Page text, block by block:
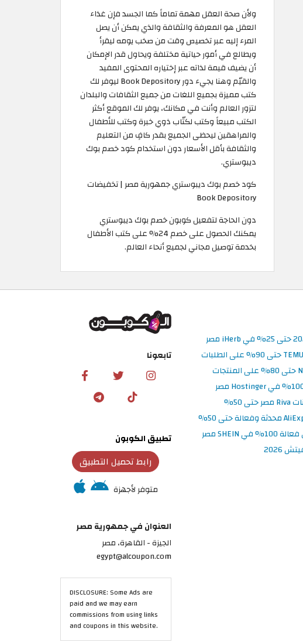
ولأن صحة العقل مهمة تماماً كما الجسد فإن غذاء
العقل هو المعرفة والثقافة والذي يمكن أن يصل
المرء إليه عبر تخصيص وقت من صخب يومه ليقرأ
ويطالع في أمور حياتية مختلفة ويحاول قدر الإمكان
أن يضيف قيمة لذاته عبر إختياره المحتوى المفيد
والقيّم وهنا يجيء دور Book Depository ليوفر لك
كتب مميزة بجميع اللغات من جميع الثقافات والبلدان
لتزور العالم وأنت في مكانك، يوفر لك الموقع أكثر
الكتب مبيعاً وكتب لكتّاب ذوي خبرة وكتب للأطفال
والمراهقين ليحظى الجميع بقدر كافٍ من التعليم
والثقافة بأقل الأسعار دون استخدام كود خصم بوك
ديبوستري.
كود خصم بوك ديبوستري جمهورية مصر | تخفيضات
Book Depository
دون الحاجة لتفعيل كوبون خصم بوك ديبوستري
يمكنك الحصول على خصم 24% على كتب الأطفال
بخدمة توصيل مجاني لجميع أنحاء العالم.
تابعونا
تطبيق الكوبون
رابط تحميل التطبيق
متوفر لأجهزة
العنوان في جمهورية مصر
الجيزة - القاهرة، مصر
egypt@alcoupon.com
DISCLOSURE: Some Ads are
paid and we may earn
commissions from using links
and coupons in this website.